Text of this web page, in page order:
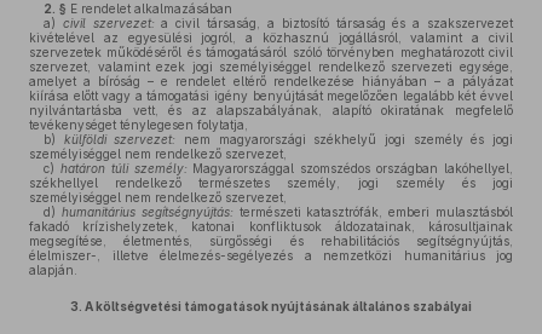
2. § E rendelet alkalmazásában
a) civil szervezet: a civil társaság, a biztosító társaság és a szakszervezet
kivételével az egyesülési jogról, a közhasznú jogállásról, valamint a civil
szervezetek működéséről és támogatásáról szóló törvényben meghatározott civil
szervezet, valamint ezek jogi személyiséggel rendelkező szervezeti egysége,
amelyet a bíróság – e rendelet eltérő rendelkezése hiányában – a pályázat
kiírása előtt vagy a támogatási igény benyújtását megelőzően legalább két évvel
nyilvántartásba vett, és az alapszabályának, alapító okiratának megfelelő
tevékenységet ténylegesen folytatja,
b)
külföldi szervezet:
nem magyarországi székhelyű jogi személy és jogi
személyiséggel nem rendelkező szervezet,
c) határon túli személy: Magyarországgal szomszédos országban lakóhellyel,
székhellyel rendelkező természetes személy, jogi személy és jogi
személyiséggel nem rendelkező szervezet,
d) humanitárius segítségnyújtás: természeti katasztrófák, emberi mulasztásból
fakadó krízishelyzetek, katonai konfliktusok áldozatainak, károsultjainak
megsegítése, életmentés, sürgősségi és rehabilitációs segítségnyújtás,
élelmiszer-, illetve élelmezés-segélyezés a nemzetközi humanitárius jog
alapján.
3. A költségvetési támogatások nyújtásának általános szabályai